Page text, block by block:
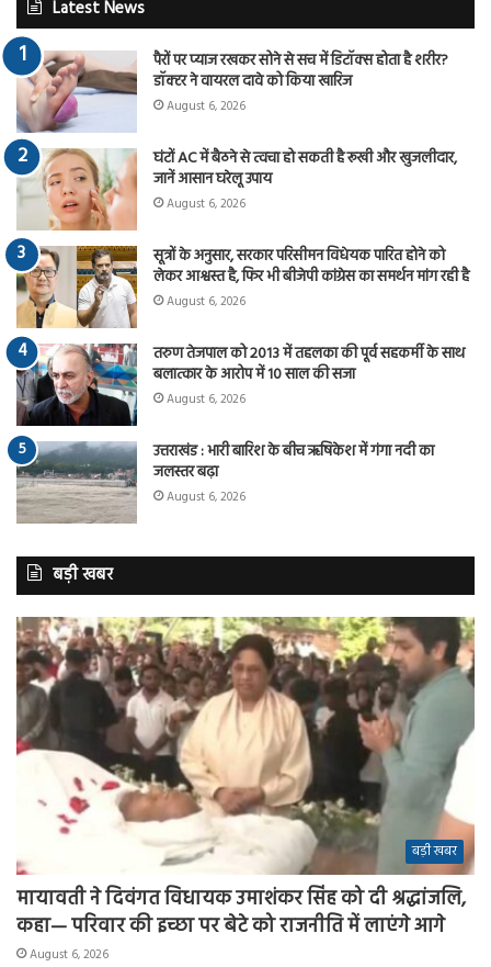
Latest News
पैरों पर प्याज रखकर सोने से सच में डिटॉक्स होता है शरीर?
डॉक्टर ने वायरल दावे को किया खारिज
August 6, 2026
घंटों AC में बैठने से त्वचा हो सकती है रूखी और खुजलीदार,
जानें आसान घरेलू उपाय
August 6, 2026
सूत्रों के अनुसार, सरकार परिसीमन विधेयक पारित होने को
लेकर आश्वस्त है, फिर भी बीजेपी कांग्रेस का समर्थन मांग रही है
August 6, 2026
तरुण तेजपाल को 2013 में तहलका की पूर्व सहकर्मी के साथ
बलात्कार के आरोप में 10 साल की सजा
August 6, 2026
उत्तराखंड : भारी बारिश के बीच ऋषिकेश में गंगा नदी का
जलस्तर बढ़ा
August 6, 2026
बड़ी खबर
बड़ी खबर
मायावती ने दिवंगत विधायक उमाशंकर सिंह को दी श्रद्धांजलि,
कहा— परिवार की इच्छा पर बेटे को राजनीति में लाएंगे आगे
August 6, 2026